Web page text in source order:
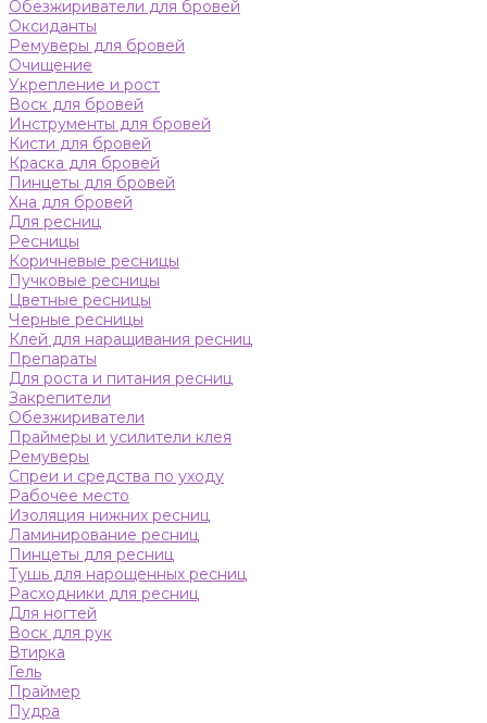
Обезжириватели для бровей
Оксиданты
Ремуверы для бровей
Очищение
Укрепление и рост
Воск для бровей
Инструменты для бровей
Кисти для бровей
Краска для бровей
Пинцеты для бровей
Хна для бровей
Для ресниц
Ресницы
Коричневые ресницы
Пучковые ресницы
Цветные ресницы
Черные ресницы
Клей для наращивания ресниц
Препараты
Для роста и питания ресниц
Закрепители
Обезжириватели
Праймеры и усилители клея
Ремуверы
Спреи и средства по уходу
Рабочее место
Изоляция нижних ресниц
Ламинирование ресниц
Пинцеты для ресниц
Тушь для нарощенных ресниц
Расходники для ресниц
Для ногтей
Воск для рук
Втирка
Гель
Праймер
Пудра